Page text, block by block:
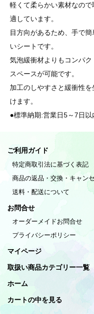
軽くて柔らかい素材なの
適しています。
目方向があるため、手で
いシートです。
気泡緩衝材よりもコンパ
スペースが可能です。
加工のしやすさと緩衝性
けます。
●標準納期:営業日5～7日以
ご利用ガイド
特定商取引法に基づく表記
商品の返品・交換・キャン
送料・配送について
お問合せ
オーダーメイドお問合せ
プライバシーポリシー
マイページ
取扱い商品カテゴリー一覧
ホーム
カートの中を見る